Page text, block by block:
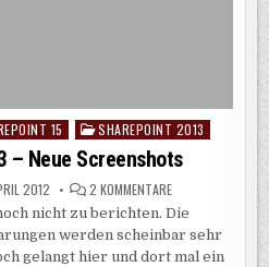
15 SHAREPOINT 2013
– Neue Screenshots
2012 2 KOMMENTAREZU
2013
–
NEUE
SCREENSHOTS
nicht zu berichten. Die
werden scheinbar sehr
gelangt hier und dort mal ein